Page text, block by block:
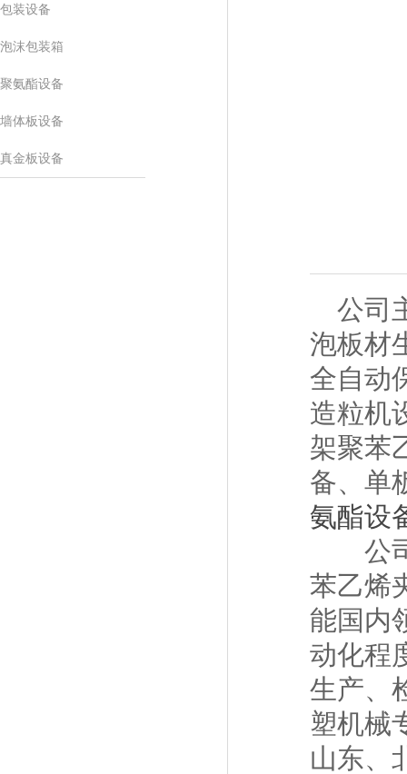
包装设备
泡沫包装箱
聚氨酯设备
墙体板设备
真金板设备
公司
泡板材
全自动
造粒机
架聚苯
备、单
氨酯设
公司
苯乙烯
能国内
动化程
生产、
塑机械
山东、